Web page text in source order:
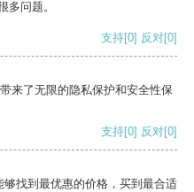
多问题。
支持[0] 反对[0]
来了无限的隐私保护和安全性保
支持[0] 反对[0]
找到最优惠的价格，买到最合适